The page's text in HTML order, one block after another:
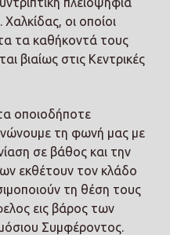
οι οποίοι
τα καθήκοντά τους
βιαίως στις Κεντρικές
οποιοδήποτε
τη φωνή μας με
σε βάθος και την
εκθέτουν τον κλάδο
τη θέση τους
εις βάρος των
Συμφέροντος.